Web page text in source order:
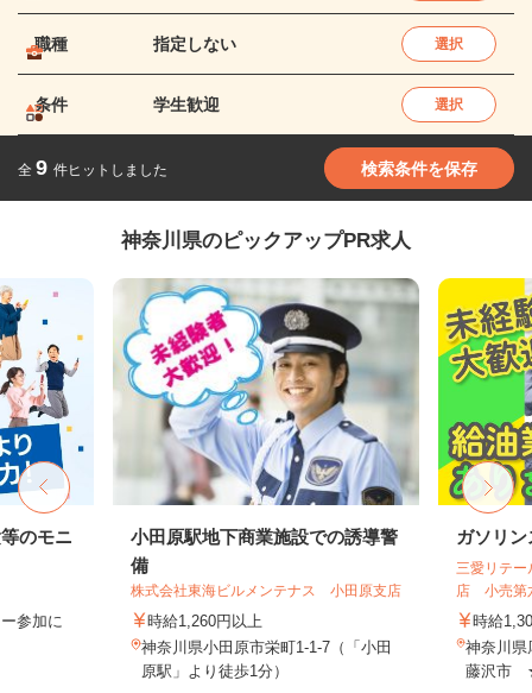
職種 指定しない 選択
条件 学生歓迎 選択
全 9 件ヒットしました 検索条件を保存
神奈川県のピックアップPR求人
のモニ
参加に
小田原駅地下商業施設での誘導警
備
株式会社東海ビルメンテナス 小田原支店
時給1,260円以上
神奈川県小田原市栄町1-1-7（「小田
原駅」より徒歩1分）
ガソリ
三愛リテ
店 小売第
時給
神奈川県
藤沢市